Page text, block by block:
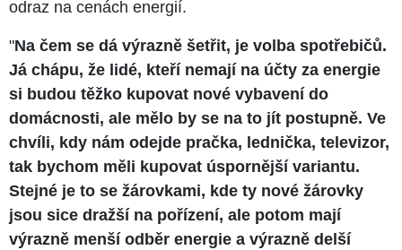
odraz na cenách energií.
"Na čem se dá výrazně šetřit, je volba spotřebičů.
Já chápu, že lidé, kteří nemají na účty za energie
si budou těžko kupovat nové vybavení do
domácnosti, ale mělo by se na to jít postupně. Ve
chvíli, kdy nám odejde pračka, lednička, televizor,
tak bychom měli kupovat úspornější variantu.
Stejné je to se žárovkami, kde ty nové žárovky
jsou sice dražší na pořízení, ale potom mají
výrazně menší odběr energie a výrazně delší